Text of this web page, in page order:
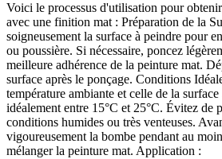
Voici le processus d'utilisation pour
avec une finition mat : Préparation de la
soigneusement la surface à peindre pour
ou poussière. Si nécessaire, poncez
meilleure adhérence de la peinture mat.
surface après le ponçage. Conditions
température ambiante et celle de la
idéalement entre 15°C et 25°C. Évitez de
conditions humides ou très venteuses.
vigoureusement la bombe pendant au
mélanger la peinture mat. Application :